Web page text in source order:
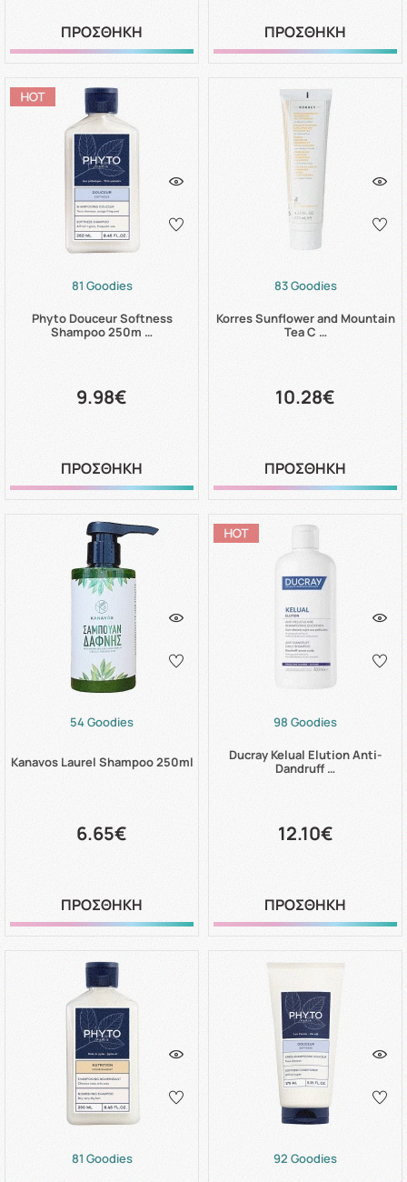
ΠΡΟΣΘΗΚΗ ΠΡΟΣΘΗΚΗ
81 Goodies
Phyto Douceur Softness
Shampoo 250m …
9.98€
ΠΡΟΣΘΗΚΗ
83 Goodies
Korres Sunflower and Mountain
Tea C …
10.28€
ΠΡΟΣΘΗΚΗ
54 Goodies
Kanavos Laurel Shampoo 250ml
6.65€
ΠΡΟΣΘΗΚΗ
98 Goodies
Ducray Kelual Elution Anti-
Dandruff …
12.10€
ΠΡΟΣΘΗΚΗ
81 Goodies
92 Goodies